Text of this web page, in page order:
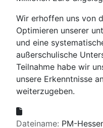
Wir erhoffen uns von
Optimieren unserer
und eine
außerschulische
Teilnahme habe wir
unsere Erkenntnisse
weiterzugeben.
Dateiname: PM-